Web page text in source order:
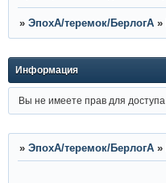
» ЭпохА/теремок/БерлогА »
Информация
Вы не имеете прав для доступа
» ЭпохА/теремок/БерлогА »